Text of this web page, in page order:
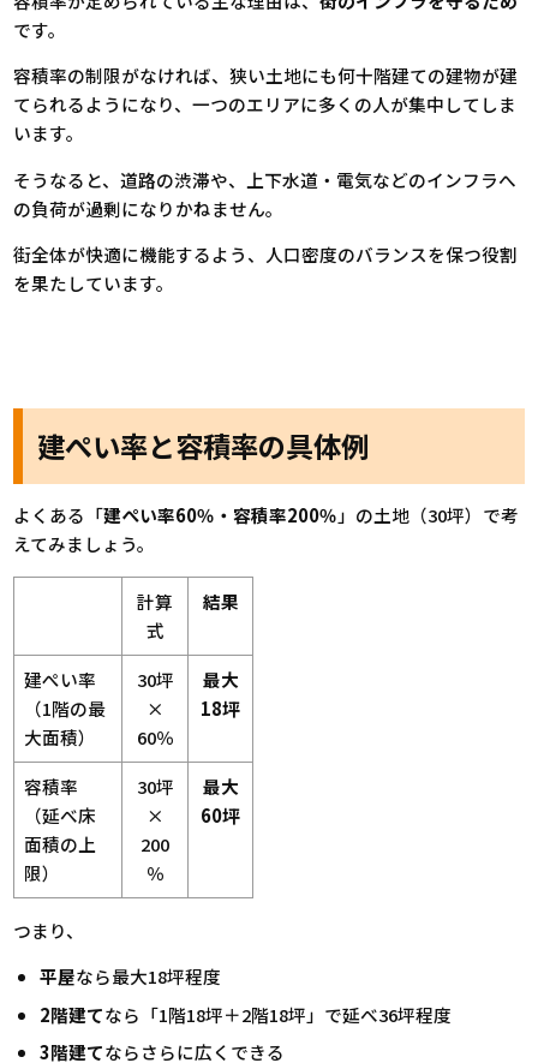
です。
容積率の制限がなければ、狭い土地にも何十階建ての建物が建
てられるようになり、一つのエリアに多くの人が集中してしま
います。
そうなると、道路の渋滞や、上下水道・電気などのインフラへ
の負荷が過剰になりかねません。
街全体が快適に機能するよう、人口密度のバランスを保つ役割
を果たしています。
建ぺい率と容積率の具体例
よくある「建ぺい率60％・容積率200％」の土地（30坪）で考
えてみましょう。
計算
式
結果
建ぺい率
（1階の最
大面積）
30坪
×
60％
最大
18坪
容積率
（延べ床
面積の上
限）
30坪
×
200
％
最大
60坪
つまり、
平屋なら最大18坪程度
2階建てなら「1階18坪＋2階18坪」で延べ36坪程度
3階建てならさらに広くできる